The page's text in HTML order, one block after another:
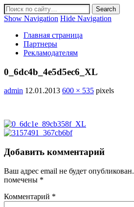
Show Navigation Hide Navigation
Главная страница
Партнеры
Рекламодателям
0_6dc4b_4e5d5ec6_XL
admin 12.01.2013 600 × 535 pixels
Добавить комментарий
Ваш адрес email не будет опубликован.
помечены *
Комментарий *